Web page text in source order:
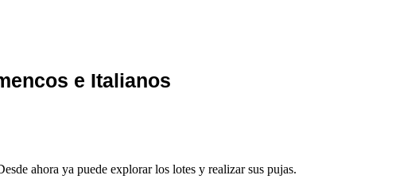
e Italianos
ahora ya puede explorar los lotes y realizar sus pujas.